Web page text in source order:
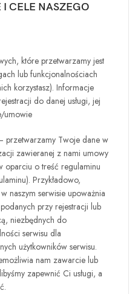
CELE NASZEGO
które przetwarzamy jest
lub funkcjonalnościach
korzystasz). Informacje
do danej usługi, jej
umowie
przetwarzamy Twoje dane w
zawieranej z nami umowy
oparciu o treść regulaminu
Przykładowo,
naszym serwisie upoważnia
przy rejestracji lub
niezbędnych do
serwisu dla
użytkowników serwisu.
nam zawarcie lub
zapewnić Ci usługi, a